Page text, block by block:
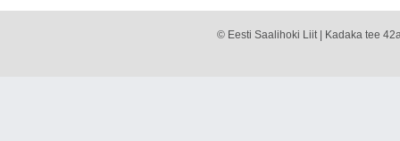
© Eesti Saalihoki Liit | Kadaka tee